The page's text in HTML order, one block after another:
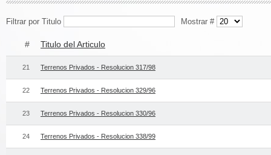
Filtrar por Titulo Mostrar #
# Titulo del Articulo
21 Terrenos Privados - Resolucion 317/98
22 Terrenos Privados - Resolucion 329/96
23 Terrenos Privados - Resolucion 330/96
24 Terrenos Privados - Resolucion 338/99